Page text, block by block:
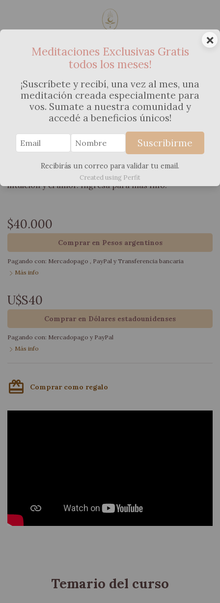
×
Meditaciones Exclusivas Gratis
todos los meses!
¡Suscríbete y recibí, una vez al mes, una
meditación creada especialmente para
vos. Sumate a nuestra comunidad y
accedé a beneficios únicos!
Suscribirme
Recibirás un correo para validar tu email.
Created using Perfit
Pack Embarazo en Calma: Los 3
Trimestres (Guía completa de
conexión materna)
ejercicios de conexión. Meditaciones guiadas
pensadas para acompañar todo del embarazo:
calman, conectan y sostienen. Para transitar los
cambios físicos, emocionales y energéticos desde la
intuición y el amor. Ingresá para más Info!
$40.000
Comprar en Pesos argentinos
Pagando con: Mercadopago , PayPal y Transferencia bancaria
Más info
U$S40
Comprar en Dólares estadounidenses
Pagando con: Mercadopago y PayPal
Más info
card_giftcard Comprar como regalo
Temario del curso